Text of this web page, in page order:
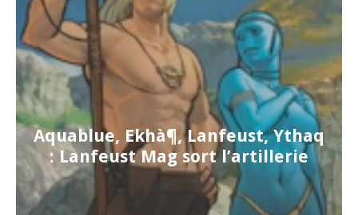
Aquablue, Ekhà¶, Lanfeust, Ythaq
: Lanfeust Mag sort l’artillerie